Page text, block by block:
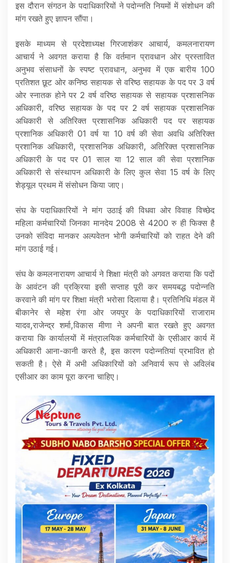
इस दौरान संगठन के पदाधिकारियों ने पदोन्नति नियमों में संशोधन की
मांग रखते हुए ज्ञापन सौंपा।
इसके माध्यम से प्रदेशाध्यक्ष गिरजाशंकर आचार्य, कमलनारायण
आचार्य ने अवगत कराया है कि वर्तमान प्रावधान ओर प्रस्तावित
अनुभव संसाधनों के स्पष्ट प्रावधान, अनुभव में एक बारीय 100
प्रतिशत छूट ओर कनिष्ठ सहायक से वरिष्ठ सहायक के पद पर 3 वर्ष
ओर स्नातक होने पर 2 वर्ष वरिष्ठ सहायक से सहायक प्रशासनिक
अधिकारी, वरिष्ठ सहायक के पद पर 2 वर्ष सहायक प्रशासनिक
अधिकारी से अतिरिक्त प्रशासनिक अधिकारी पद पर सहायक
प्रशानिक अधिकारी 01 वर्ष या 10 वर्ष की सेवा अवधि अतिरिक्त
प्रशानिक अधिकारी, प्रशासनिक अधिकारी, अतिरिक्त प्रशासनिक
अधिकारी के पद पर 01 साल या 12 साल की सेवा प्रशानिक
अधिकारी से संस्थापन अधिकारी के लिए कुल सेवा 15 वर्ष के लिए
शेड्यूल प्रथम में संसोधन किया जाए।
संघ के पदाधिकारियों ने मांग उठाई की विधवा ओर विवाह विच्छेद
महिला कर्मचारियों जिनका मानदेय 2008 से 4200 रु ही फिक्स है
उनको संविदा मानकर अल्पवेतन भोगी कर्मचारियों को राहत देने की
मांग उठाई गई।
संघ के कमलनारायण आचार्य ने शिक्षा मंत्री को अगवत कराया कि पदों
के आवंटन की प्रक्रिया इसी सप्ताह पूरी कर समयबद्ध पदोन्नति
करवाने की मांग पर शिक्षा मंत्री भरोसा दिलाया है। प्रतिनिधि मंडल में
बीकानेर से महेश रंगा ओर जयपुर के पदाधिकारियों राजाराम
यादव,राजेन्द्र शर्मा,विकास मीणा ने अपनी बात रखते हुए अवगत
कराया कि कार्यालयों में मंत्रालयिक कर्मचारियों के एसीआर कार्य में
अधिकारी आना-कानी करते है, इस कारण पदोन्नतियां प्रभावित हो
सकती है। ऐसे में अभी अधिकारियों को अनिवार्य रूप से अविलंब
एसीआर का काम पूरा करना चाहिए।